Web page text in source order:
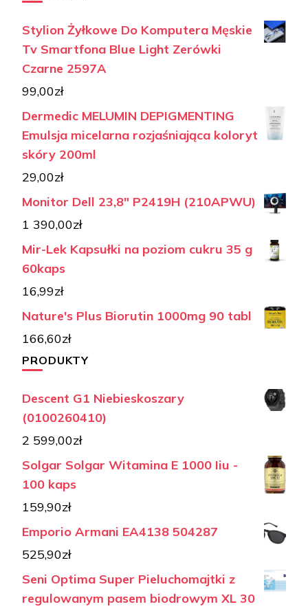
Stylion Żyłkowe Do Komputera Męskie
Tv Smartfona Blue Light Zerówki
Czarne 2597A
99,00zł
Dermedic MELUMIN DEPIGMENTING
Emulsja micelarna rozjaśniająca koloryt
skóry 200ml
29,00zł
Monitor Dell 23,8" P2419H (210APWU)
1 390,00zł
Mir-Lek Kapsułki na poziom cukru 35 g
60kaps
16,99zł
Nature's Plus Biorutin 1000mg 90 tabl
166,60zł
PRODUKTY
Descent G1 Niebieskoszary
(0100260410)
2 599,00zł
Solgar Solgar Witamina E 1000 Iiu -
100 kaps
159,90zł
Emporio Armani EA4138 504287
525,90zł
Seni Optima Super Pieluchomajtki z
regulowanym pasem biodrowym XL 30